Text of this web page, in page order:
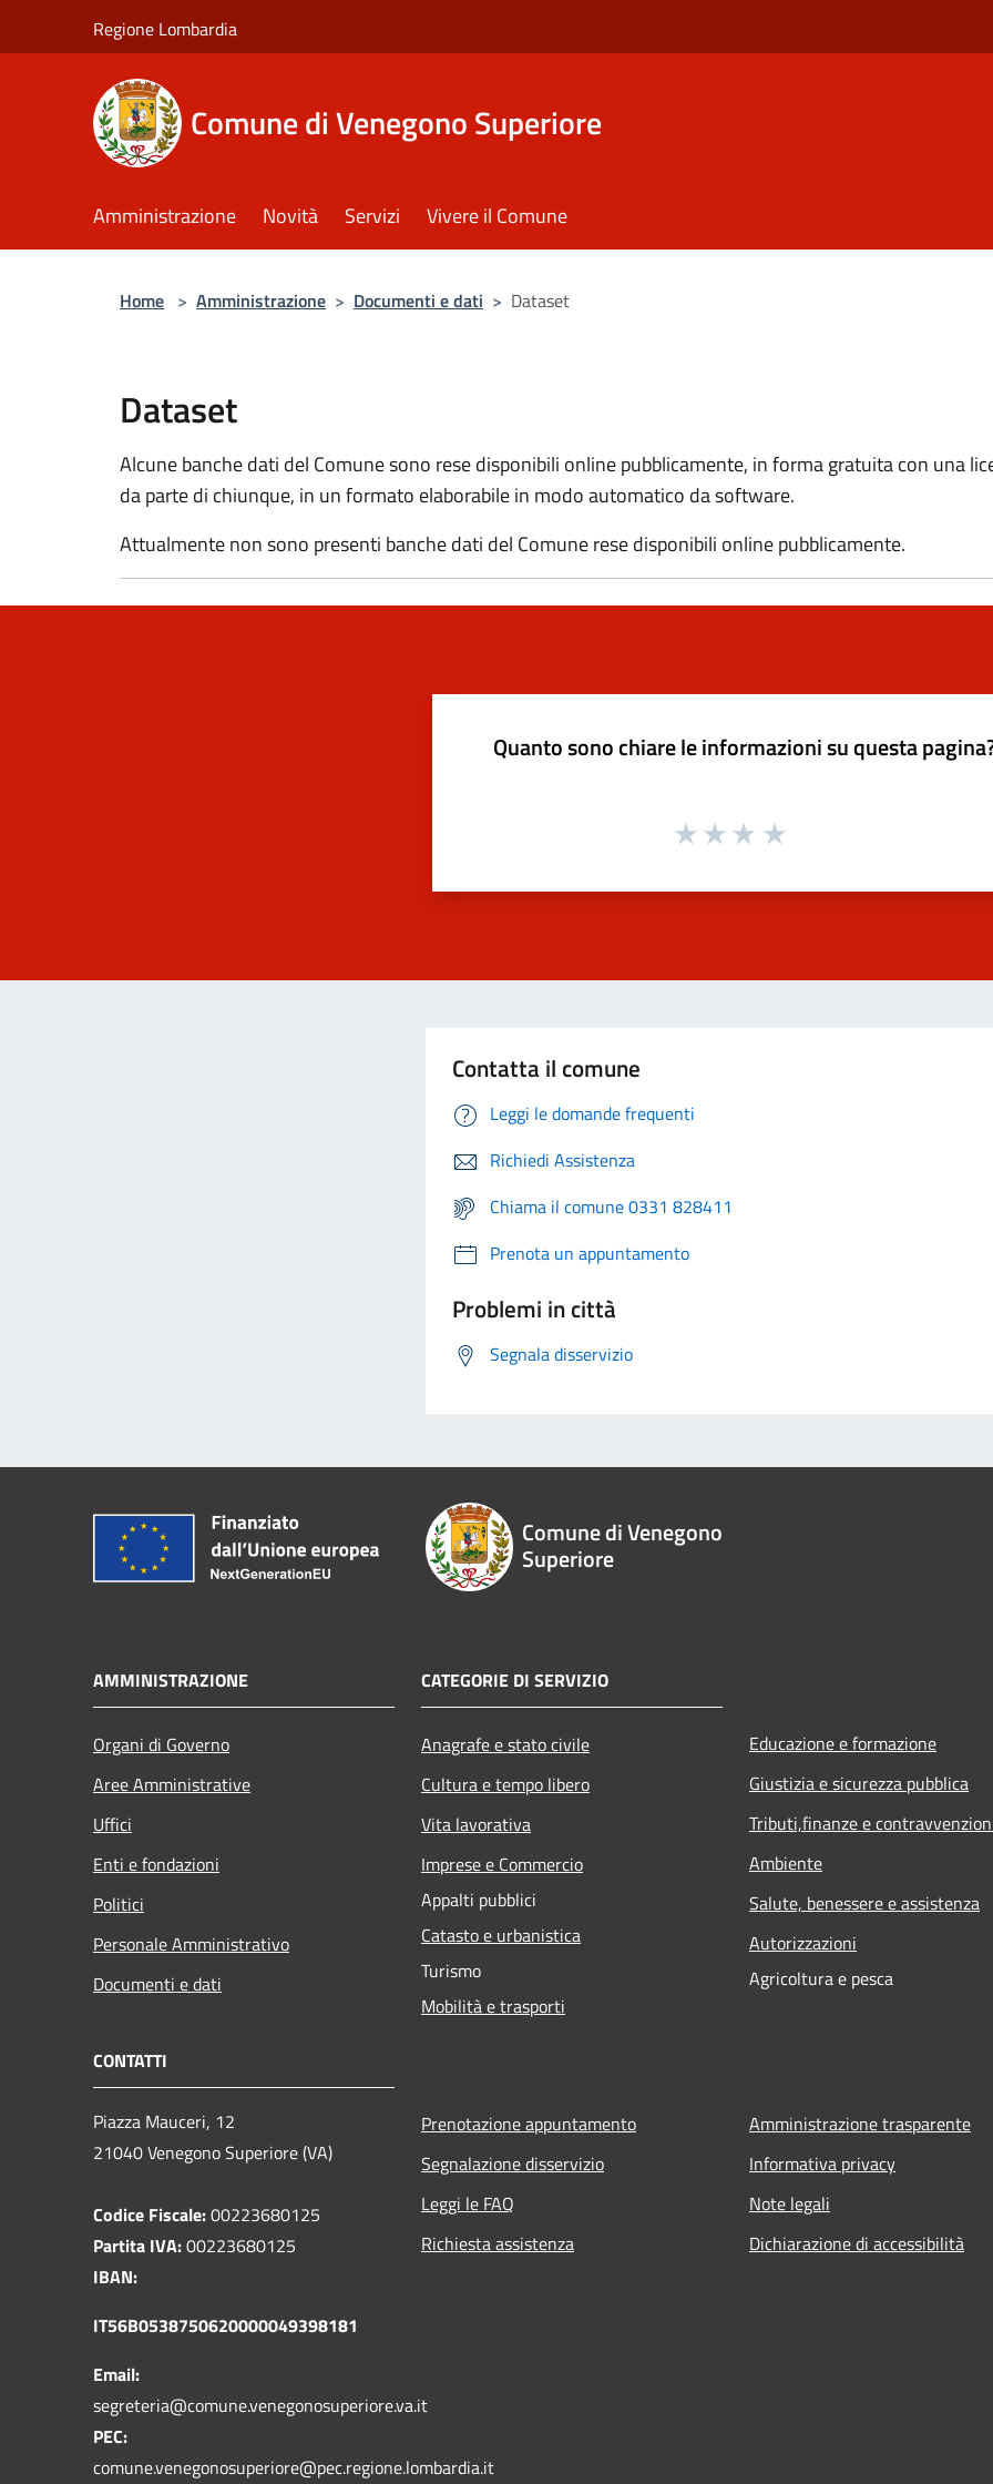
Regione Lombardia
Comune di Venegono Superiore
Amministrazione Novità Servizi Vivere il Comune
Home > Amministrazione > Documenti e dati > Dataset
Dataset
Alcune banche dati del Comune sono rese disponibili online pubblicamente, in forma gratuita con una
da parte di chiunque, in un formato elaborabile in modo automatico da software.
Attualmente non sono presenti banche dati del Comune rese disponibili online pubblicamente.
Quanto sono chiare le informazioni su questa
Contatta il comune
Leggi le domande frequenti
Richiedi Assistenza
Chiama il comune 0331 828411
Prenota un appuntamento
Problemi in città
Segnala disservizio
Comune di Venegono
Superiore
AMMINISTRAZIONE
Organi di Governo
Aree Amministrative
Uffici
Enti e fondazioni
Politici
Personale Amministrativo
Documenti e dati
CATEGORIE DI SERVIZIO
Anagrafe e stato civile
Cultura e tempo libero
Vita lavorativa
Imprese e Commercio
Appalti pubblici
Catasto e urbanistica
Turismo
Mobilità e trasporti
Educazione e formazione
Giustizia e sicurezza pubblica
Tributi,finanze e
Ambiente
Salute, benessere e assistenza
Autorizzazioni
Agricoltura e pesca
CONTATTI
Piazza Mauceri, 12
21040 Venegono Superiore (VA)
Codice Fiscale:00223680125
Partita IVA:00223680125
IBAN:
IT56B0538750620000049398181
Email:
segreteria@comune.venegonosuperiore.va.it
PEC:
comune.venegonosuperiore@pec.regione.lombardia.it
Prenotazione appuntamento
Segnalazione disservizio
Leggi le FAQ
Richiesta assistenza
Amministrazione trasparente
Informativa privacy
Note legali
Dichiarazione di accessibilità